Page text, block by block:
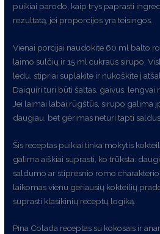
puikiai parodo, kaip trys paprasti
rezultatą, jei proporcijos yra teisingos.
Vienai porcijai naudokite 60 ml balto
laimo sulčių ir 15 ml cukraus sirupo.
ledu, stipriai suplakite ir nukoškite į
Daiquiri turi būti šaltas, gaivus, lengvai
Jei laimai labai rūgštūs, sirupo galima
daugiau, bet gėrimas neturi tapti saldus.
Šis receptas puikiai tinka mokytis
galima aiškiai suprasti, ko trūksta:
saldumo ar stipresnio romo
laikomas vienu geriausių kokteilių
suprasti klasikinių receptų logiką.
Pina Colada receptas su kokosais ir